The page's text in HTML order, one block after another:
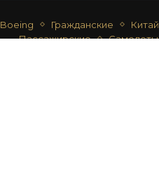
Boeing Гражданские
Китай
Пассажирские
Самолеты